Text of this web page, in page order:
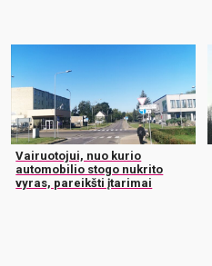
Vairuotojui, nuo kurio
automobilio stogo nukrito
vyras, pareikšti įtarimai